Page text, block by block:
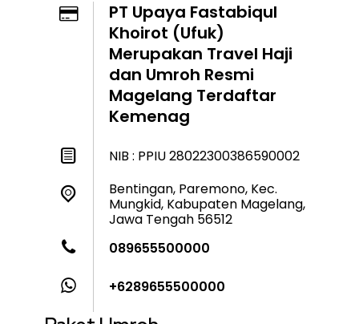
PT Upaya Fastabiqul
Khoirot (Ufuk)
Merupakan Travel Haji
dan Umroh Resmi
Magelang Terdaftar
Kemenag
NIB : PPIU 28022300386590002
Bentingan, Paremono, Kec.
Mungkid, Kabupaten Magelang,
Jawa Tengah 56512
089655500000
+6289655500000